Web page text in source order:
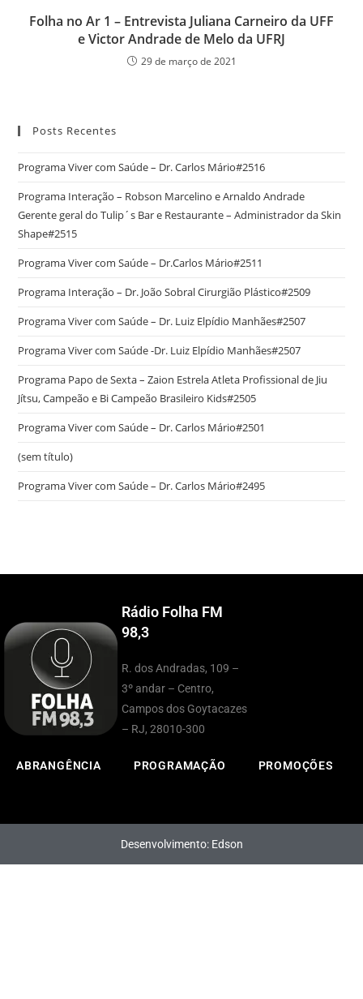
Folha no Ar 1 – Entrevista Juliana Carneiro da UFF
e Victor Andrade de Melo da UFRJ
29 de março de 2021
Posts Recentes
Programa Viver com Saúde – Dr. Carlos Mário#2516
Programa Interação – Robson Marcelino e Arnaldo Andrade
Gerente geral do Tulip´s Bar e Restaurante – Administrador da Skin
Shape#2515
Programa Viver com Saúde – Dr.Carlos Mário#2511
Programa Interação – Dr. João Sobral Cirurgião Plástico#2509
Programa Viver com Saúde – Dr. Luiz Elpídio Manhães#2507
Programa Viver com Saúde -Dr. Luiz Elpídio Manhães#2507
Programa Papo de Sexta – Zaion Estrela Atleta Profissional de Jiu
Jítsu, Campeão e Bi Campeão Brasileiro Kids#2505
Programa Viver com Saúde – Dr. Carlos Mário#2501
(sem título)
Programa Viver com Saúde – Dr. Carlos Mário#2495
Rádio Folha FM
98,3
R. dos Andradas, 109 –
3º andar – Centro,
Campos dos Goytacazes
– RJ, 28010-300
ABRANGÊNCIA PROGRAMAÇÃO PROMOÇÕES
Desenvolvimento: Edson